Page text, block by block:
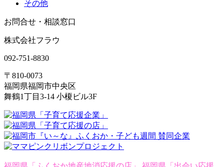
その他
お問合せ・相談窓口
株式会社フラウ
092-751-8830
〒810-0073
福岡県福岡市中央区
舞鶴1丁目3-14 小榎ビル3F